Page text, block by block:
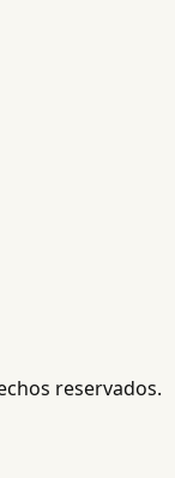
reservados.